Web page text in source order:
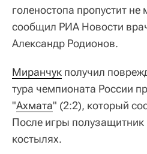
голеностопа пропустит не
сообщил РИА Новости
Александр Родионов.
Миранчук получил
тура чемпионата России
"Ахмата" (2:2), который
После игры полузащитник
костылях.